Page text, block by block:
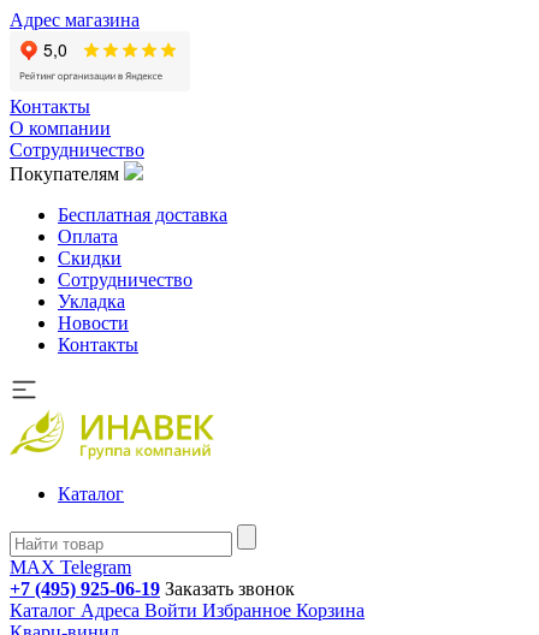
Адрес магазина
Контакты
О компании
Сотрудничество
Покупателям
Бесплатная доставка
Оплата
Скидки
Сотрудничество
Укладка
Новости
Контакты
Каталог
MAX Telegram
+7 (495) 925-06-19 Заказать звонок
Каталог Адреса Войти Избранное Корзина